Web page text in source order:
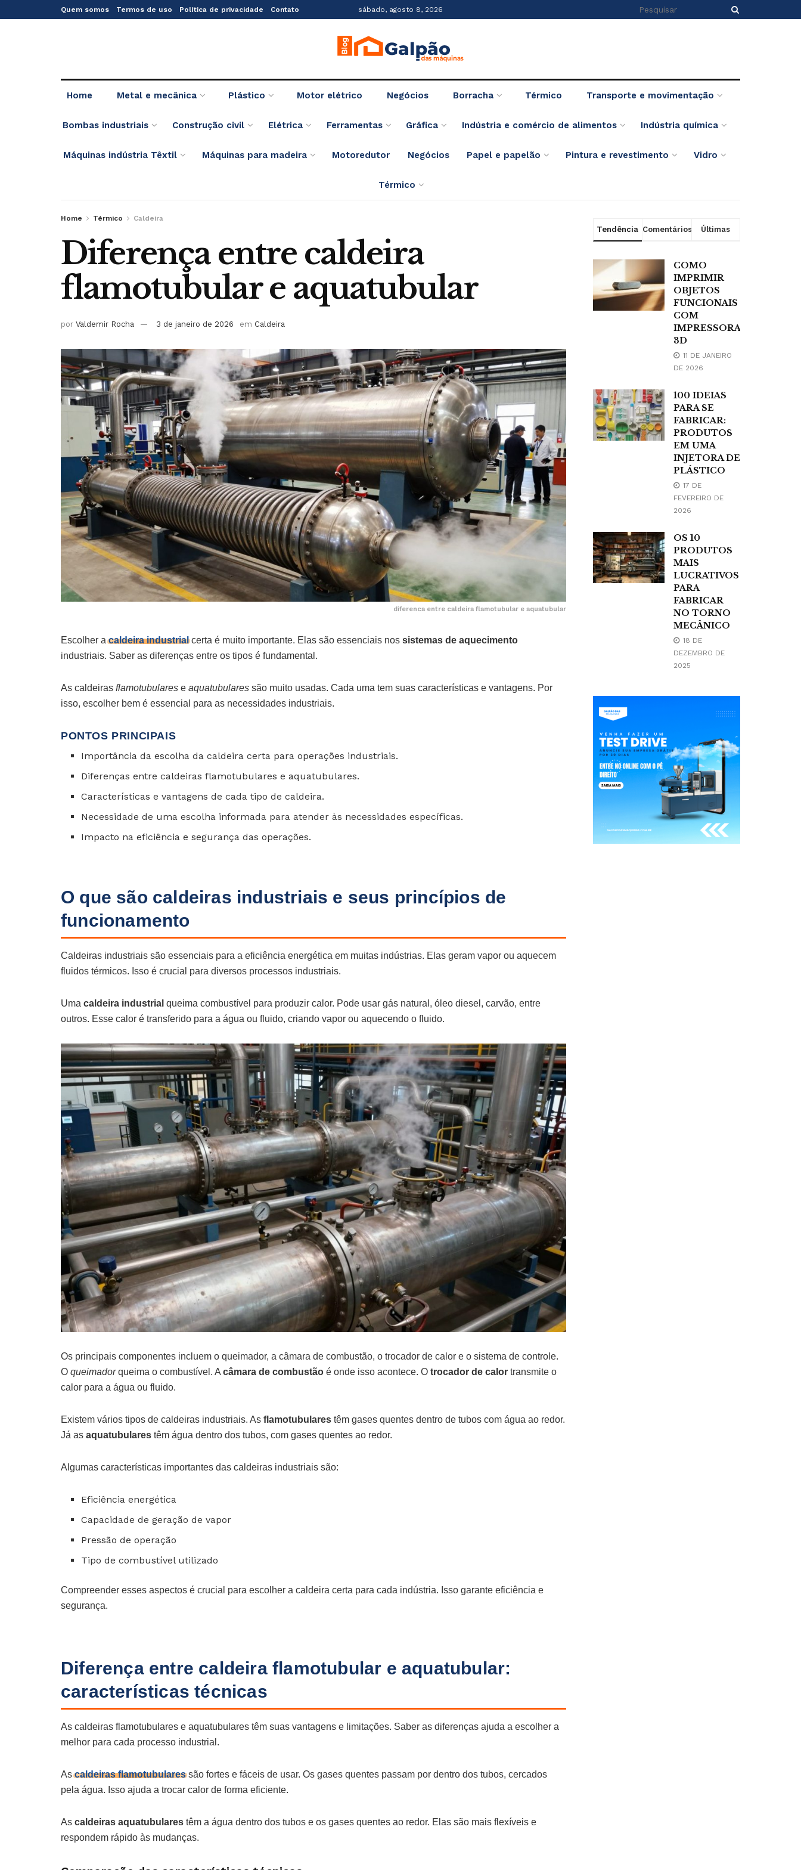
Quem somos Termos de uso Política de privacidade Contato sábado, agosto 8, 2026
Home Metal e mecânica Plástico Motor elétrico Negócios Borracha Térmico Transporte e movimentação
Bombas industriais Construção civil Elétrica Ferramentas Gráfica Indústria e comércio de alimentos Indústria química
Máquinas indústria Têxtil Máquinas para madeira Motoredutor Negócios Papel e papelão Pintura e revestimento Vidro
Térmico
Home Térmico Caldeira
Diferença entre caldeira
flamotubular e aquatubular
por Valdemir Rocha 3 de janeiro de 2026 em Caldeira
diferenca entre caldeira flamotubular e aquatubular
Escolher acaldeira industrialcerta é muito importante. Elas são essenciais nos sistemas de aquecimento
industriais. Saber as diferenças entre os tipos é fundamental.
As caldeiras flamotubulares e aquatubulares são muito usadas. Cada uma tem suas características e vantagens. Por
isso, escolher bem é essencial para as necessidades industriais.
PONTOS PRINCIPAIS
Importância da escolha da caldeira certa para operações industriais.
Diferenças entre caldeiras flamotubulares e aquatubulares.
Características e vantagens de cada tipo de caldeira.
Necessidade de uma escolha informada para atender às necessidades específicas.
Impacto na eficiência e segurança das operações.
O que são caldeiras industriais e seus princípios de
funcionamento
Caldeiras industriais são essenciais para a eficiência energética em muitas indústrias. Elas geram vapor ou aquecem
fluidos térmicos. Isso é crucial para diversos processos industriais.
Uma caldeira industrial queima combustível para produzir calor. Pode usar gás natural, óleo diesel, carvão, entre
outros. Esse calor é transferido para a água ou fluido, criando vapor ou aquecendo o fluido.
Os principais componentes incluem o queimador, a câmara de combustão, o trocador de calor e o sistema de controle.
O queimadorqueima o combustível. A câmara de combustão é onde isso acontece. O trocador de calor transmite o
calor para a água ou fluido.
Existem vários tipos de caldeiras industriais. As flamotubulares têm gases quentes dentro de tubos com água ao redor.
Já as aquatubulares têm água dentro dos tubos, com gases quentes ao redor.
Algumas características importantes das caldeiras industriais são:
Eficiência energética
Capacidade de geração de vapor
Pressão de operação
Tipo de combustível utilizado
Compreender esses aspectos é crucial para escolher a caldeira certa para cada indústria. Isso garante eficiência e
segurança.
Diferença entre caldeira flamotubular e aquatubular:
características técnicas
As caldeiras flamotubulares e aquatubulares têm suas vantagens e limitações. Saber as diferenças ajuda a escolher a
melhor para cada processo industrial.
Ascaldeiras flamotubularessão fortes e fáceis de usar. Os gases quentes passam por dentro dos tubos, cercados
pela água. Isso ajuda a trocar calor de forma eficiente.
As caldeiras aquatubulares têm a água dentro dos tubos e os gases quentes ao redor. Elas são mais flexíveis e
respondem rápido às mudanças.
Tendência Comentários Últimas
COMO
IMPRIMIR
OBJETOS
FUNCIONAIS
COM
IMPRESSORA
3D
11 DE JANEIRO
DE 2026
100 IDEIAS
PARA SE
FABRICAR:
PRODUTOS
EM UMA
INJETORA DE
PLÁSTICO
17 DE
FEVEREIRO DE
2026
OS 10
PRODUTOS
MAIS
LUCRATIVOS
PARA
FABRICAR
NO TORNO
MECÂNICO
18 DE
DEZEMBRO DE
2025